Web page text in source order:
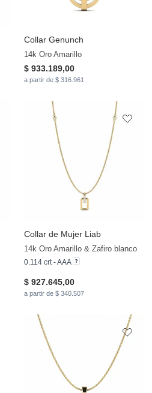
Collar Genunch
14k Oro Amarillo
$ 933.189,00
a partir de $ 316.961
Collar de Mujer Liab
14k Oro Amarillo & Zafiro blanco
0.114 crt - AAA
$ 927.645,00
a partir de $ 340.507